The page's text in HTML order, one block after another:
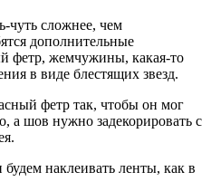
чуть сложнее, чем
дополнительные
фетр, жемчужины, какая-то
в виде блестящих звезд.
фетр так, чтобы он мог
а шов нужно задекорировать с
наклеивать ленты, как в